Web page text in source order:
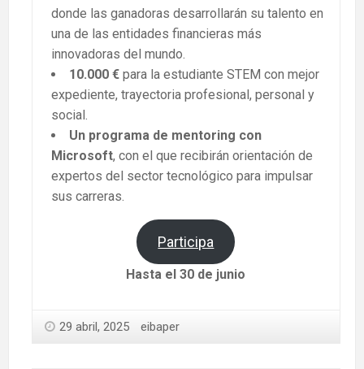
donde las ganadoras desarrollarán su talento en
una de las entidades financieras más
innovadoras del mundo.
10.000 € para la estudiante STEM con mejor
expediente, trayectoria profesional, personal y
social.
Un programa de mentoring con
Microsoft, con el que recibirán orientación de
expertos del sector tecnológico para impulsar
sus carreras.
Participa
Hasta el 30 de junio
29 abril, 2025 eibaper